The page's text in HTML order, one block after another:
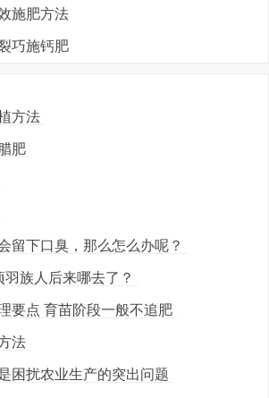
施肥方法
巧施钙肥
方法
肥
留下口臭，那么怎么办呢？
族人后来哪去了？
要点 育苗阶段一般不追肥
法
困扰农业生产的突出问题